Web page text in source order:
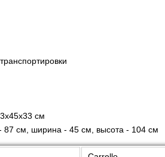
см
87 см, ширина - 45 см, высота - 104 см